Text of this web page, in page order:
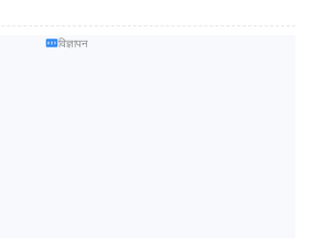
विज्ञापन